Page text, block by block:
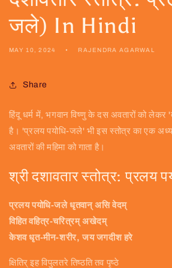
जले) In Hindi
MAY 10, 2024 RAJENDRA AGARWAL
Share
हिंदू धर्म में, भगवान विष्णु के दस अवतारों को लेकर
है। 'प्रलय पयोधि-जले' भी इस स्तोत्र का एक
अवतारों की महिमा को गाता है।
श्री दशावतार स्तोत्र: प्रलय
प्रलय पयोधि-जले धृतवान् असि वेदम्
विहित वहित्र-चरित्रम् अखेदम्
केशव धृत-मीन-शरीर, जय जगदीश हरे
क्षितिर् इह विपुलतरे तिष्ठति तव पृष्ठे